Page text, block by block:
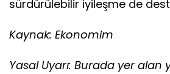
sürdürülebilir iyileşme de
Kaynak: Ekonomim
Yasal Uyarı: Burada yer alan